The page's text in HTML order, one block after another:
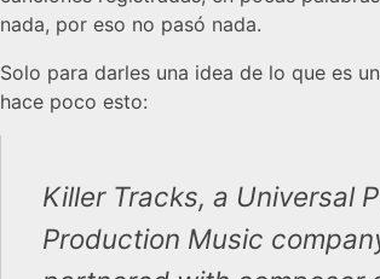
nada, por eso no pasó nada.
Solo para darles una idea de lo que es
hace poco esto:
Killer Tracks, a Universal
Production Music